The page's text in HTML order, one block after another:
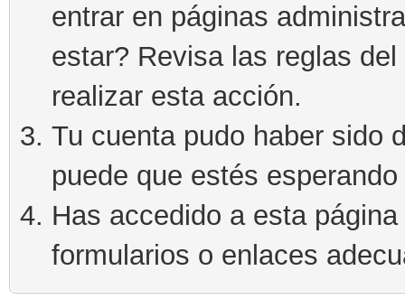
entrar en páginas
estar? Revisa las reglas
realizar esta acción.
Tu cuenta pudo haber sido
puede que estés
Has accedido a esta
formularios o enlaces